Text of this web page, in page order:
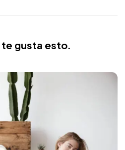
te gusta esto.